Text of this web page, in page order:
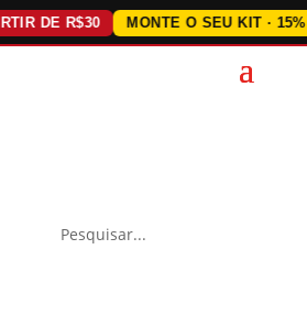
R$30 MONTE O SEU KIT · 15% OFF